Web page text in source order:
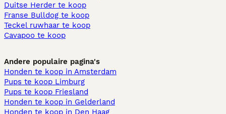
Duitse Herder te koop
Franse Bulldog te koop
Teckel ruwhaar te koop
Cavapoo te koop
Andere populaire pagina's
Honden te koop in Amsterdam
Pups te koop Limburg​
Pups te koop Friesland​
Honden te koop in Gelderland
Honden te koop in Den Haag